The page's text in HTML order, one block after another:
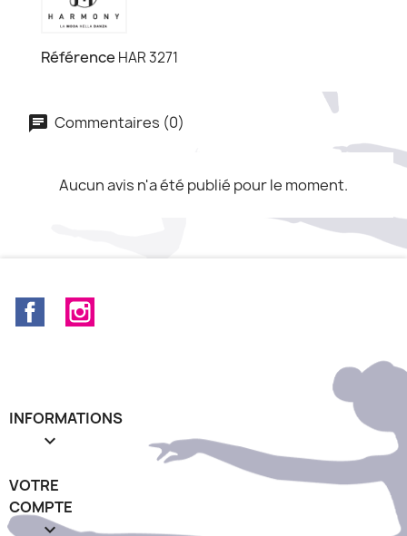
Référence HAR 3271
Commentaires (0)
Aucun avis n'a été publié pour le moment.
Facebook
INFORMATIONS

VOTRE
COMPTE
